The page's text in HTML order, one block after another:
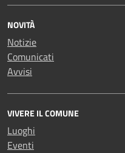
NOVITÀ
Notizie
Comunicati
Avvisi
VIVERE IL COMUNE
Luoghi
Eventi